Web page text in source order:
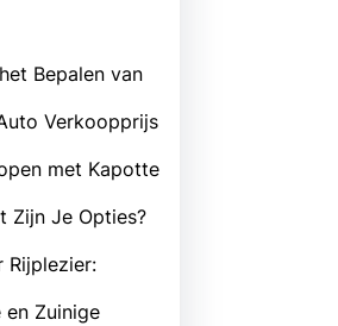
Bepalen van
Verkoopprijs
met Kapotte
Zijn Je Opties?
Rijplezier:
en Zuinige